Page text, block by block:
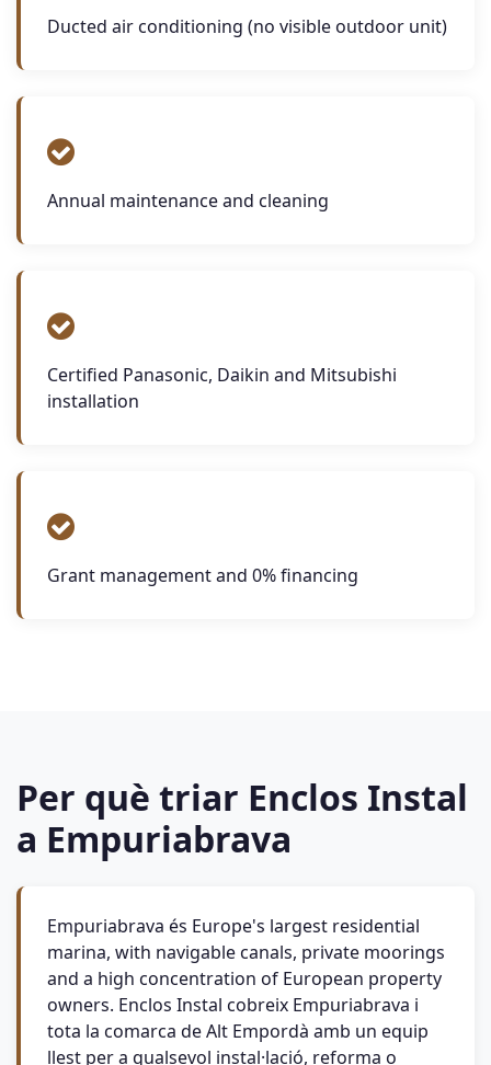
Ducted air conditioning (no visible outdoor unit)
Annual maintenance and cleaning
Certified Panasonic, Daikin and Mitsubishi
installation
Grant management and 0% financing
Per què triar Enclos Instal
a Empuriabrava
Empuriabrava és Europe's largest residential
marina, with navigable canals, private moorings
and a high concentration of European property
owners. Enclos Instal cobreix Empuriabrava i
tota la comarca de Alt Empordà amb un equip
llest per a qualsevol instal·lació, reforma o